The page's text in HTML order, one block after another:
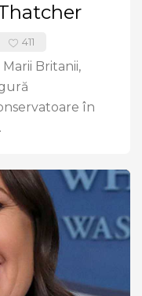
411
Britanii,
în